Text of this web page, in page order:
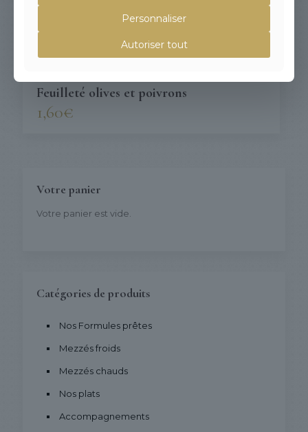
Feuilleté olives et poivrons
1,60€
Votre panier
Votre panier est vide.
Catégories de produits
Nos Formules prêtes
Mezzés froids
Mezzés chauds
Nos plats
Accompagnements
Personnaliser
Autoriser tout